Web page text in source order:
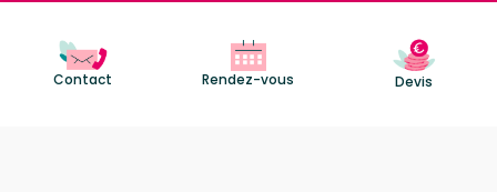
Contact Rendez-vous Devis